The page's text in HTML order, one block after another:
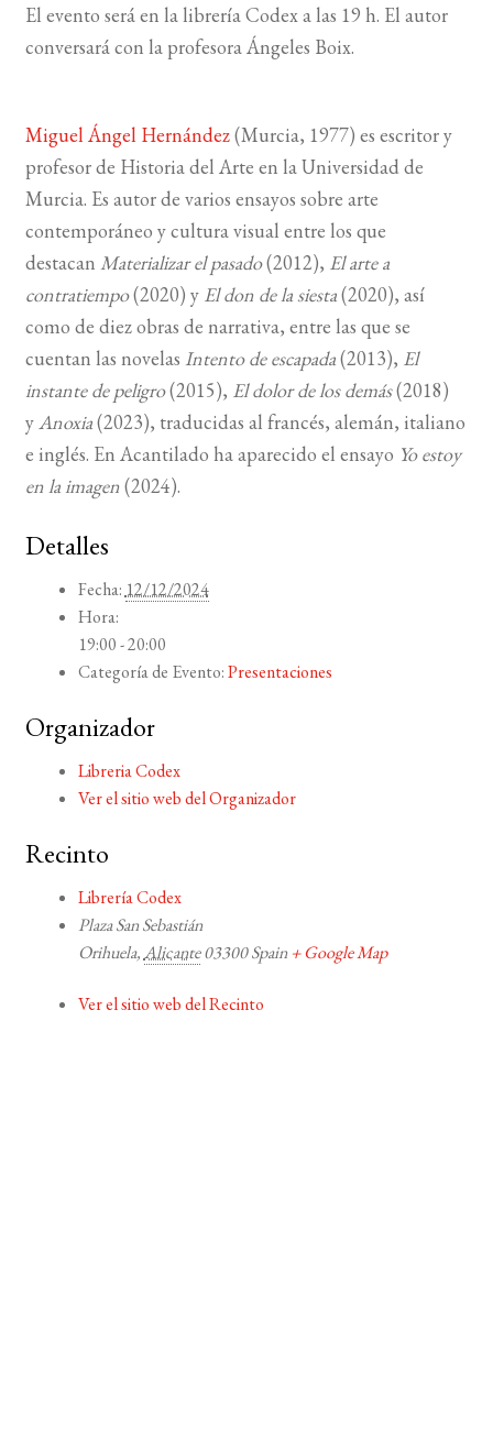
El evento será en la librería Codex a las 19 h. El autor
conversará con la profesora Ángeles Boix.
Miguel Ángel Hernández(Murcia, 1977) es escritor y
profesor de Historia del Arte en la Universidad de
Murcia. Es autor de varios ensayos sobre arte
contemporáneo y cultura visual entre los que
destacan Materializar el pasado(2012), El arte a
contratiempo(2020) y El don de la siesta(2020), así
como de diez obras de narrativa, entre las que se
cuentan las novelas Intento de escapada(2013), El
instante de peligro(2015), El dolor de los demás(2018)
yAnoxia(2023), traducidas al francés, alemán, italiano
e inglés. En Acantilado ha aparecido el ensayo Yo estoy
en la imagen(2024).
Detalles
Fecha:12/12/2024
Hora:
19:00 - 20:00
Categoría de Evento:Presentaciones
Organizador
Libreria Codex
Ver el sitio web del Organizador
Recinto
Librería Codex
Plaza San Sebastián
Orihuela,Alicante 03300 Spain + Google Map
Ver el sitio web del Recinto